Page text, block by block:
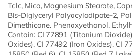
Talc, Mica, Magnesium Stearate,
Bis-Diglyceryl Polyacyladipate-2,
Dimethicone, Phenoxyethanol,
Contain: CI 77891 (Titanium
Oxides), CI 77492 (Iron Oxides), CI